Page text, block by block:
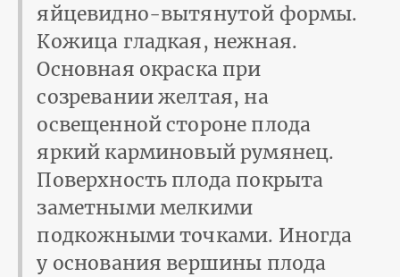
яйцевидно-вытянутой формы.
Кожица гладкая, нежная.
Основная окраска при
созревании желтая, на
освещенной стороне плода
яркий карминовый румянец.
Поверхность плода покрыта
заметными мелкими
подкожными точками. Иногда
у основания вершины плода